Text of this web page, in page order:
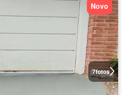
7fotos
Novo